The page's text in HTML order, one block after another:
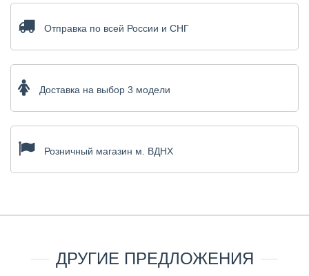
Отправка по всей России и СНГ
Доставка на выбор 3 модели
Розничный магазин м. ВДНХ
ДРУГИЕ ПРЕДЛОЖЕНИЯ